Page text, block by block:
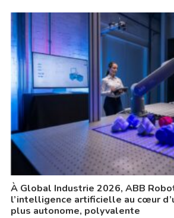
À Global Industrie 2026, ABB
l’intelligence artificielle au cœur
plus autonome, polyvalente